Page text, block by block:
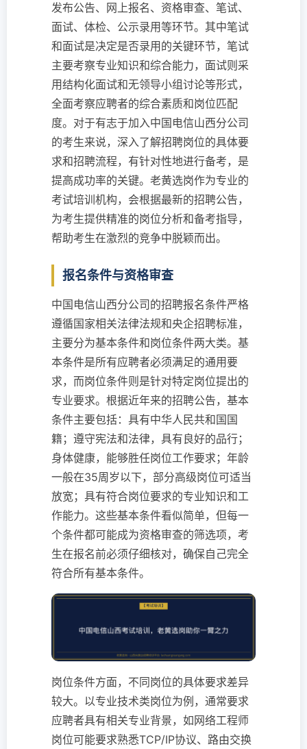
发布公告、网上报名、资格审查、笔试、
面试、体检、公示录用等环节。其中笔试
和面试是决定是否录用的关键环节，笔试
主要考察专业知识和综合能力，面试则采
用结构化面试和无领导小组讨论等形式，
全面考察应聘者的综合素质和岗位匹配
度。对于有志于加入中国电信山西分公司
的考生来说，深入了解招聘岗位的具体要
求和招聘流程，有针对性地进行备考，是
提高成功率的关键。老黄选岗作为专业的
考试培训机构，会根据最新的招聘公告，
为考生提供精准的岗位分析和备考指导，
帮助考生在激烈的竞争中脱颖而出。
报名条件与资格审查
中国电信山西分公司的招聘报名条件严格
遵循国家相关法律法规和央企招聘标准，
主要分为基本条件和岗位条件两大类。基
本条件是所有应聘者必须满足的通用要
求，而岗位条件则是针对特定岗位提出的
专业要求。根据近年来的招聘公告，基本
条件主要包括：具有中华人民共和国国
籍；遵守宪法和法律，具有良好的品行；
身体健康，能够胜任岗位工作要求；年龄
一般在35周岁以下，部分高级岗位可适当
放宽；具有符合岗位要求的专业知识和工
作能力。这些基本条件看似简单，但每一
个条件都可能成为资格审查的筛选项，考
生在报名前必须仔细核对，确保自己完全
符合所有基本条件。
岗位条件方面，不同岗位的具体要求差异
较大。以专业技术类岗位为例，通常要求
应聘者具有相关专业背景，如网络工程师
岗位可能要求熟悉TCP/IP协议、路由交换